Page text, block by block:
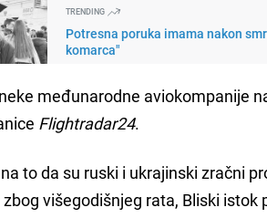
TRENDING
Potresna poruka imama nakon
komarca"
međunarodne aviokompanije
Flightradar24.
to da su ruski i ukrajinski zračni
višegodišnjeg rata, Bliski